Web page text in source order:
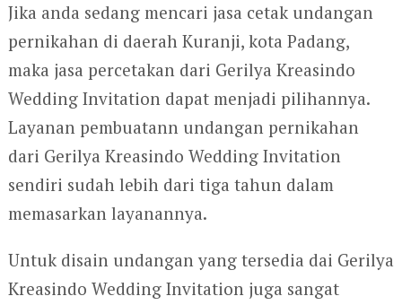
Jika anda sedang mencari jasa cetak undangan
pernikahan di daerah Kuranji, kota Padang,
maka jasa percetakan dari Gerilya Kreasindo
Wedding Invitation dapat menjadi pilihannya.
Layanan pembuatann undangan pernikahan
dari Gerilya Kreasindo Wedding Invitation
sendiri sudah lebih dari tiga tahun dalam
memasarkan layanannya.
Untuk disain undangan yang tersedia dai Gerilya
Kreasindo Wedding Invitation juga sangat